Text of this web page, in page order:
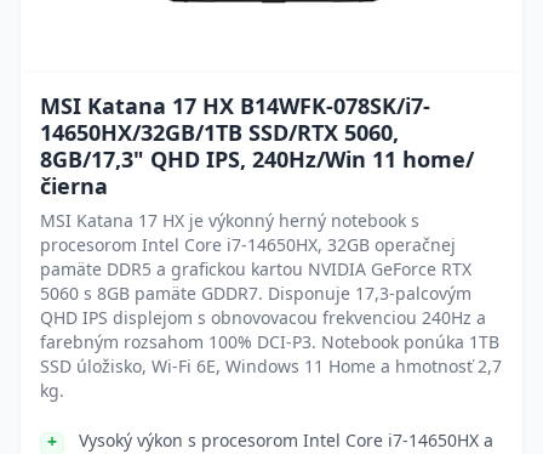
MSI Katana 17 HX B14WFK-078SK/i7-
14650HX/32GB/1TB SSD/RTX 5060,
8GB/17,3" QHD IPS, 240Hz/Win 11 home/
čierna
MSI Katana 17 HX je výkonný herný notebook s
procesorom Intel Core i7-14650HX, 32GB operačnej
pamäte DDR5 a grafickou kartou NVIDIA GeForce RTX
5060 s 8GB pamäte GDDR7. Disponuje 17,3-palcovým
QHD IPS displejom s obnovovacou frekvenciou 240Hz a
farebným rozsahom 100% DCI-P3. Notebook ponúka 1TB
SSD úložisko, Wi-Fi 6E, Windows 11 Home a hmotnosť 2,7
kg.
Vysoký výkon s procesorom Intel Core i7-14650HX a